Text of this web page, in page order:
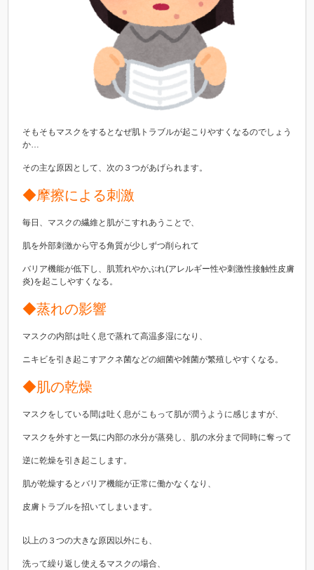
そもそもマスクをするとなぜ肌トラブルが起こりやすくなるのでしょう
か…
その主な原因として、次の３つがあげられます。
◆摩擦による刺激
毎日、マスクの繊維と肌がこすれあうことで、
肌を外部刺激から守る角質が少しずつ削られて
バリア機能が低下し、肌荒れやかぶれ(アレルギー性や刺激性接触性皮膚
炎)を起こしやすくなる。
◆蒸れの影響
マスクの内部は吐く息で蒸れて高温多湿になり、
ニキビを引き起こすアクネ菌などの細菌や雑菌が繁殖しやすくなる。
◆肌の乾燥
マスクをしている間は吐く息がこもって肌が潤うように感じますが、
マスクを外すと一気に内部の水分が蒸発し、肌の水分まで同時に奪って
逆に乾燥を引き起こします。
肌が乾燥するとバリア機能が正常に働かなくなり、
皮膚トラブルを招いてしまいます。
以上の３つの大きな原因以外にも、
洗って繰り返し使えるマスクの場合、